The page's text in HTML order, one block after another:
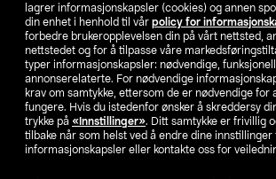
lagrer informasjonskapsler (cookies) og annen
din enhet i henhold til vår policy for
forbedre brukeropplevelsen din på vårt nettsted,
nettstedet og for å tilpasse våre
typer informasjonskapsler: nødvendige,
annonserelaterte. For nødvendige
krav om samtykke, ettersom de er nødvendige for
fungere. Hvis du istedenfor ønsker å skreddersy
trykke på «Innstillinger». Ditt samtykke er frivillig
tilbake når som helst ved å endre dine innstillinger
informasjonskapsler eller kontakte oss for
Våre selskaper
Finn din butikk
SE NO FI